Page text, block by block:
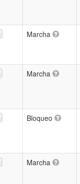
Marcha
Marcha
Bloqueo
Marcha